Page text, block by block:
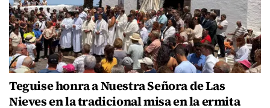
Teguise honra a Nuestra Señora de Las
Nieves en la tradicional misa en la ermita